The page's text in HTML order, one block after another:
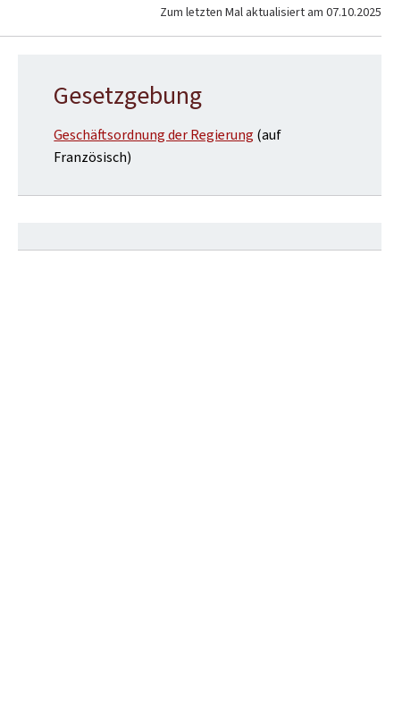
Zum letzten Mal aktualisiert am 07.10.2025
Gesetzgebung
Geschäftsordnung der Regierung (auf
Französisch)